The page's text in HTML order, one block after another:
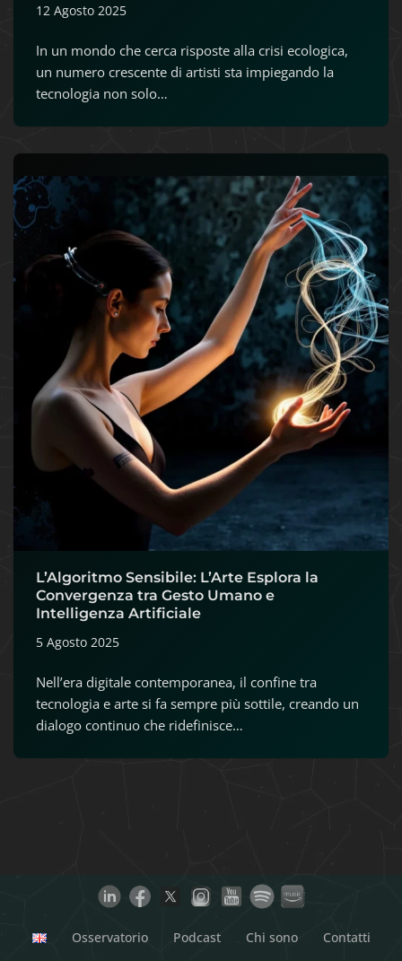
12 Agosto 2025
In un mondo che cerca risposte alla crisi ecologica,
un numero crescente di artisti sta impiegando la
tecnologia non solo…
L’Algoritmo Sensibile: L’Arte Esplora la
Convergenza tra Gesto Umano e
Intelligenza Artificiale
5 Agosto 2025
Nell’era digitale contemporanea, il confine tra
tecnologia e arte si fa sempre più sottile, creando un
dialogo continuo che ridefinisce…
Osservatorio Podcast Chi sono Contatti